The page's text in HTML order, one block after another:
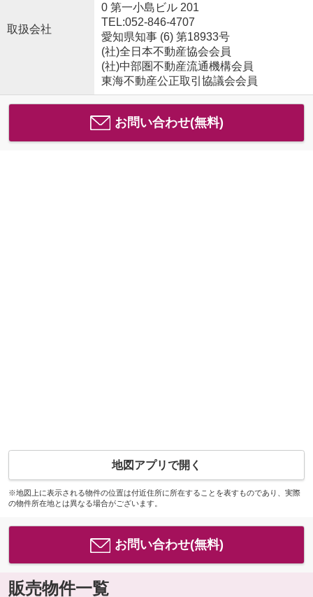
取扱会社
0 第一小島ビル 201
TEL:052-846-4707
愛知県知事 (6) 第18933号
(社)全日本不動産協会会員
(社)中部圏不動産流通機構会員
東海不動産公正取引協議会会員
お問い合わせ(無料)
地図アプリで開く
※地図上に表示される物件の位置は付近住所に所在することを表すものであり、実際
の物件所在地とは異なる場合がございます。
お問い合わせ(無料)
販売物件一覧